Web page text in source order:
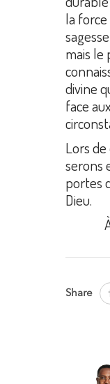
la
mais le
divine
face
Lors
serons
portes
Dieu.
Share